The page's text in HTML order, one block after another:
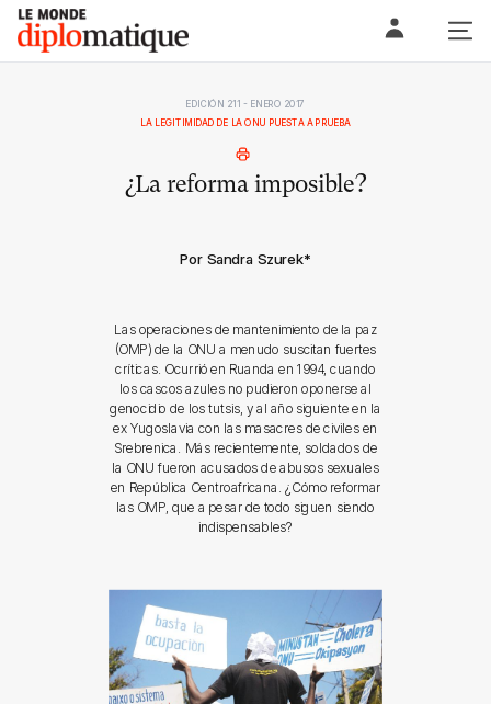
Skip
content
Le monde diplomatique
EDICIÓN 211 - ENERO 2017
LA LEGITIMIDAD DE LA ONU PUESTA A PRUEBA
¿La reforma imposible?
Por Sandra Szurek*
Las operaciones de mantenimiento de la paz
(OMP) de la ONU a menudo suscitan fuertes
críticas. Ocurrió en Ruanda en 1994, cuando
los cascos azules no pudieron oponerse al
genocidio de los tutsis, y al año siguiente en la
ex Yugoslavia con las masacres de civiles en
Srebrenica. Más recientemente, soldados de
la ONU fueron acusados de abusos sexuales
en República Centroafricana. ¿Cómo reformar
las OMP, que a pesar de todo siguen siendo
indispensables?